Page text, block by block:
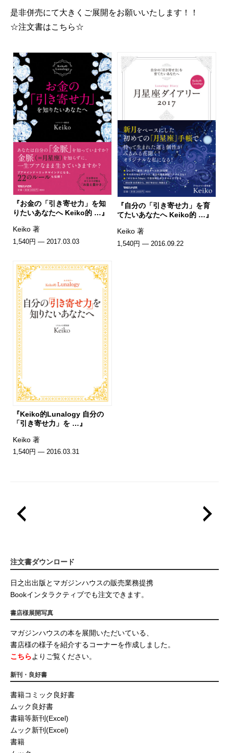
是非併売にて大きくご展開をお願いいたします！！
☆注文書はこちら☆
『お金の「引き寄せ力」を知
りたいあなたへ Keiko的 …』
Keiko 著
1,540円 — 2017.03.03
『自分の「引き寄せ力」を育
てたいあなたへ Keiko的 …』
Keiko 著
1,540円 — 2016.09.22
『Keiko的Lunalogy 自分の
「引き寄せ力」を …』
Keiko 著
1,540円 — 2016.03.31
注文書ダウンロード
日之出出版とマガジンハウスの販売業務提携
Bookインタラクティブでも注文できます。
書店様展開写真
マガジンハウスの本を展開いただいている、
書店様の様子を紹介するコーナーを作成しました。
こちらよりご覧ください。
新刊・良好書
書籍コミック良好書
ムック良好書
書籍等新刊(Excel)
ムック新刊(Excel)
書籍